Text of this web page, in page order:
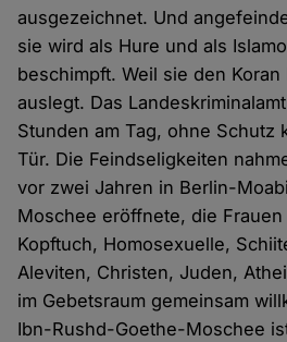
ausgezeichnet. Und
sie wird als Hure und als
beschimpft. Weil sie den
auslegt. Das
Stunden am Tag, ohne Schutz
Tür. Die Feindseligkeiten
vor zwei Jahren in Berlin-
Moschee eröffnete, die
Kopftuch, Homosexuelle,
Aleviten, Christen, Juden,
im Gebetsraum gemeinsam
Ibn-Rushd-Goethe-Moschee